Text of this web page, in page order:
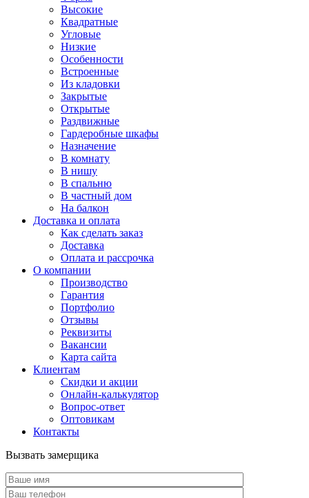
Высокие
Квадратные
Угловые
Низкие
Особенности
Встроенные
Из кладовки
Закрытые
Открытые
Раздвижные
Гардеробные шкафы
Назначение
В комнату
В нишу
В спальню
В частный дом
На балкон
Доставка и оплата
Как сделать заказ
Доставка
Оплата и рассрочка
О компании
Производство
Гарантия
Портфолио
Отзывы
Реквизиты
Вакансии
Карта сайта
Клиентам
Скидки и акции
Онлайн-калькулятор
Вопрос-ответ
Оптовикам
Контакты
Вызвать замерщика